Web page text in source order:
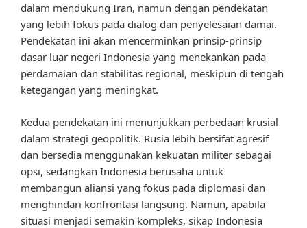
dalam mendukung Iran, namun dengan pendekatan
yang lebih fokus pada dialog dan penyelesaian damai.
Pendekatan ini akan mencerminkan prinsip-prinsip
dasar luar negeri Indonesia yang menekankan pada
perdamaian dan stabilitas regional, meskipun di tengah
ketegangan yang meningkat.
Kedua pendekatan ini menunjukkan perbedaan krusial
dalam strategi geopolitik. Rusia lebih bersifat agresif
dan bersedia menggunakan kekuatan militer sebagai
opsi, sedangkan Indonesia berusaha untuk
membangun aliansi yang fokus pada diplomasi dan
menghindari konfrontasi langsung. Namun, apabila
situasi menjadi semakin kompleks, sikap Indonesia